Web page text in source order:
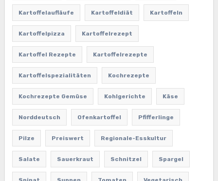
Kartoffelaufläufe Kartoffeldiät Kartoffeln
Kartoffelpizza Kartoffelrezept
Kartoffel Rezepte Kartoffelrezepte
Kartoffelspezialitäten Kochrezepte
Kochrezepte Gemüse Kohlgerichte Käse
Norddeutsch Ofenkartoffel Pfifferlinge
Pilze Preiswert Regionale-Esskultur
Salate Sauerkraut Schnitzel Spargel